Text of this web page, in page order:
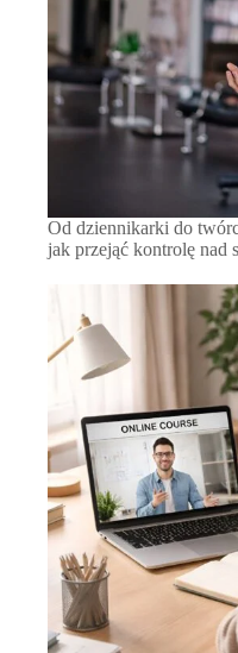
Od dziennikarki do
jak przejąć kontrolę nad